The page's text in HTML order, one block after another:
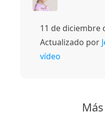
11 de diciembre
Actualizado por
vídeo